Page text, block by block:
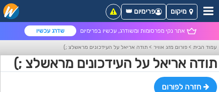
אתר נקי מפרסומות ומשודרג, עכשיו בפרימיום שדרג עכשיו
מיקום פרימיום 👑
עמוד הבית > פורום מזג אוויר > תודה אריאל על העידכונים מראשלצ ;)
תודה אריאל על העידכונים מראשלצ ;)
חזרה לפורום